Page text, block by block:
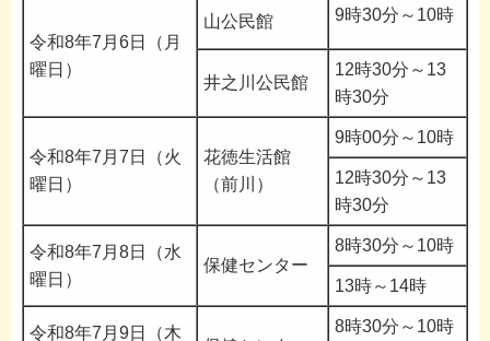
令和8年7月6日（月
曜日）
山公民館 9時30分～10時
井之川公民館
12時30分～13
時30分
令和8年7月7日（火
曜日）
花徳生活館
（前川）
9時00分～10時
12時30分～13
時30分
令和8年7月8日（水
曜日）
保健センター
8時30分～10時
13時～14時
令和8年7月9日（木
8時30分～10時